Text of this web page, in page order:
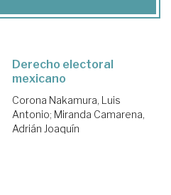
Derecho electoral
mexicano
Corona Nakamura, Luis
Antonio; Miranda Camarena,
Adrián Joaquín